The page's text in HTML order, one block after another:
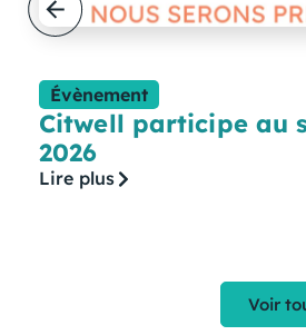
Évènement
Citwell participe au
2026
Lire plus
Voir